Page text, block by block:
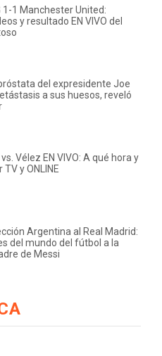
1-1 Manchester United:
y resultado EN VIVO del
del expresidente Joe
a sus huesos, reveló
Vélez EN VIVO: A qué hora y
y ONLINE
Argentina al Real Madrid:
del mundo del fútbol a la
de Messi